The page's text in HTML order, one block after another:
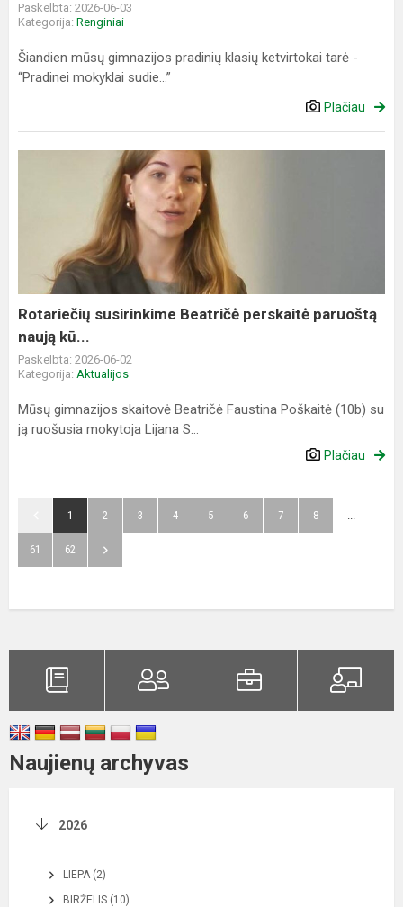
Paskelbta: 2026-06-03
Kategorija: Renginiai
Šiandien mūsų gimnazijos pradinių klasių ketvirtokai tarė -
“Pradinei mokyklai sudie…”
Plačiau
paruoštą
Rotariečių susirinkime Beatričė perskaitė paruoštą
naują kū...
Paskelbta: 2026-06-02
Kategorija: Aktualijos
Mūsų gimnazijos skaitovė Beatričė Faustina Poškaitė (10b) su
ją ruošusia mokytoja Lijana S...
Plačiau
1 2 3 4 5 6 7 8 ...
61 62
Naujienų archyvas
2026
LIEPA (2)
BIRŽELIS (10)